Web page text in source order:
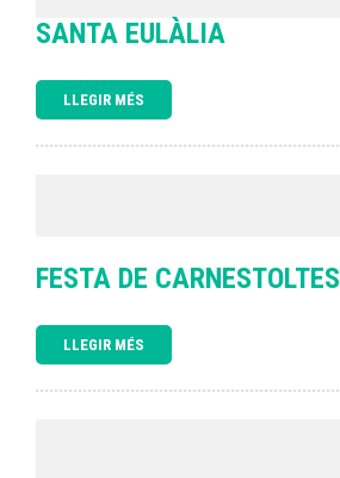
SANTA EULÀLIA
LLEGIR MÉS
FESTA DE CARNESTOLTES
LLEGIR MÉS